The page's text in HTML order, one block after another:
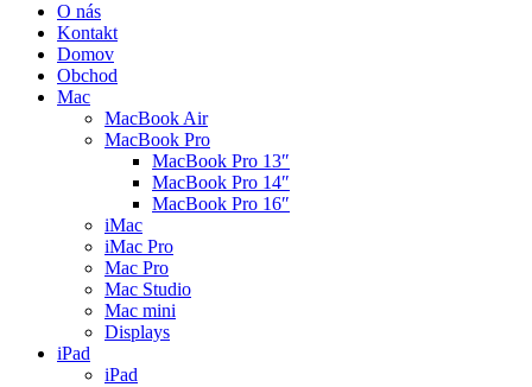
O nás
Kontakt
Domov
Obchod
Mac
MacBook Air
MacBook Pro
MacBook Pro 13″
MacBook Pro 14″
MacBook Pro 16″
iMac
iMac Pro
Mac Pro
Mac Studio
Mac mini
Displays
iPad
iPad